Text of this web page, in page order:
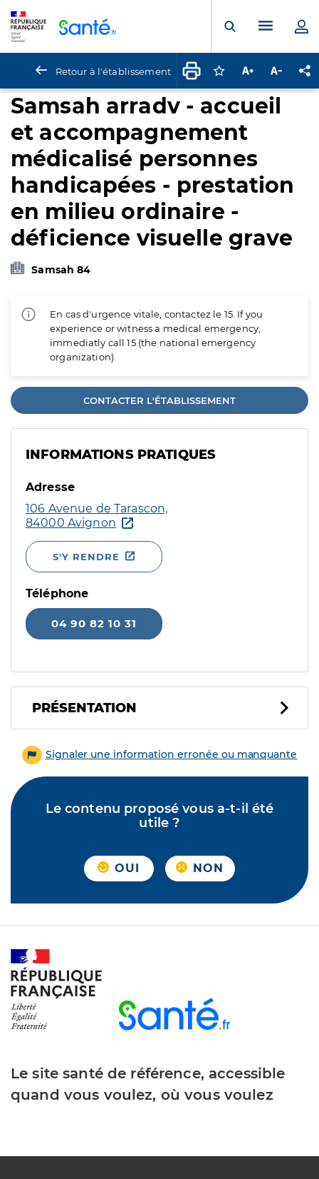
Ouvrir laMenu
Retour à l'établissement Connectez-vous
Augmenter la
Samsah arradv - accueil
et accompagnement
médicalisé personnes
handicapées - prestation
en milieu ordinaire -
déficience visuelle grave
Samsah 84
En cas d'urgence vitale, contactez le 15. If you
experience or witness a medical emergency,
immediatly call 15 (the national emergency
organization).
CONTACTER L'ÉTABLISSEMENT
INFORMATIONS PRATIQUES
Adresse
106 Avenue de Tarascon,
84000 Avignon
S'Y RENDRE
Téléphone
04 90 82 10 31
PRÉSENTATION
Signaler une information erronée ou manquante
Le contenu proposé vous a-t-il été
utile ?
OUI NON
Le site santé de référence, accessible
quand vous voulez, où vous voulez